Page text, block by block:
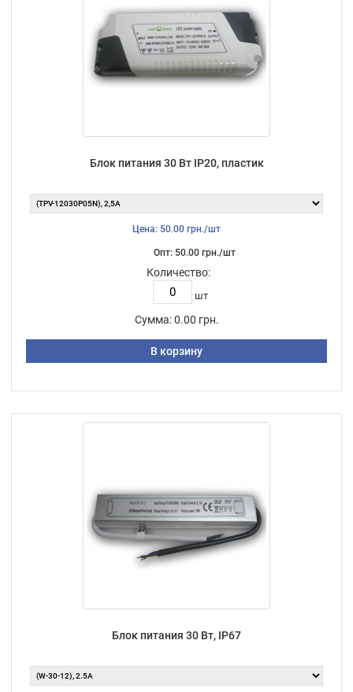
Блок питания 30 Вт IP20, пластик
Цена: 50.00 грн./шт
Опт: 50.00 грн./шт
Количество:
шт
Сумма: 0.00 грн.
В корзину
Блок питания 30 Вт, IP67